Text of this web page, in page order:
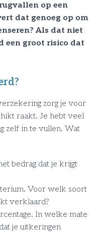
op een
dat genoeg op om
Als dat niet
een groot risico dat
zorg je voor
raakt. Je hebt veel
zelf in te vullen. Wat
bedrag dat je krijgt
Voor welk soort
verklaard?
In welke mate
je uitkeringen